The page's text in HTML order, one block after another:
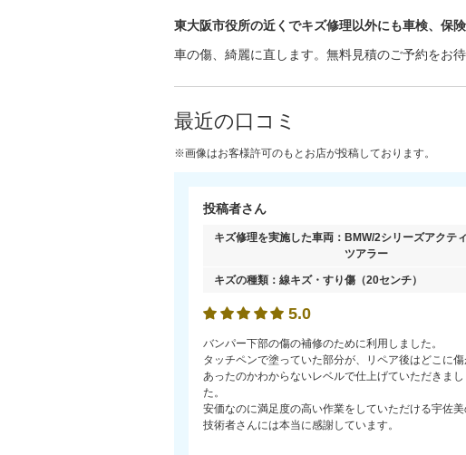
東大阪市役所の近くでキズ修理以外にも車検、保
車の傷、綺麗に直します。無料見積のご予約をお待
最近の口コミ
※画像はお客様許可のもとお店が投稿しております。
投稿者さん
キズ修理を実施した車両： BMW/2シリーズアクテ
ツアラー
キズの種類： 線キズ・すり傷 （20センチ）
5.0
バンパー下部の傷の補修のために利用しました。
タッチペンで塗っていた部分が、リペア後はどこに
あったのかわからないレベルで仕上げていただきまし
た。
安価なのに満足度の高い作業をしていただける宇佐
技術者さんには本当に感謝しています。